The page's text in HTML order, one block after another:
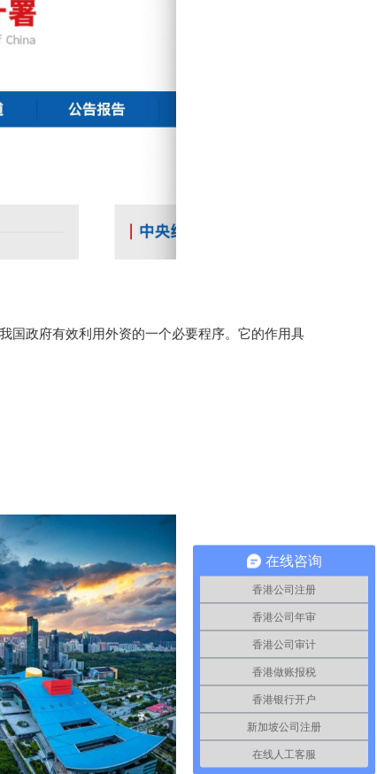
政府有效利用外资的一个必要程序。它的作用具
在线咨询
香港公司注册
香港公司年审
香港公司审计
香港做账报税
香港银行开户
新加坡公司注册
在线人工客服